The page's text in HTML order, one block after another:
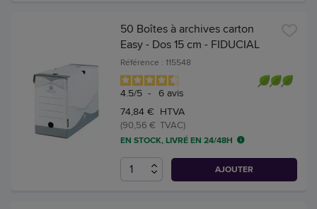
50 Boîtes à archives carton
Easy - Dos 15 cm - FIDUCIAL
Référence : 115548
4.5/5 - 6 avis
74,84 € HTVA
(90,56 € TVAC)
EN STOCK, LIVRÉ EN 24/48H
AJOUTER